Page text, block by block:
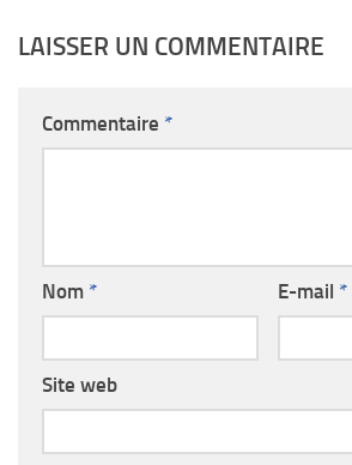
LAISSER UN COMMENTAIRE
Commentaire *
Nom * E-mail *
Site web